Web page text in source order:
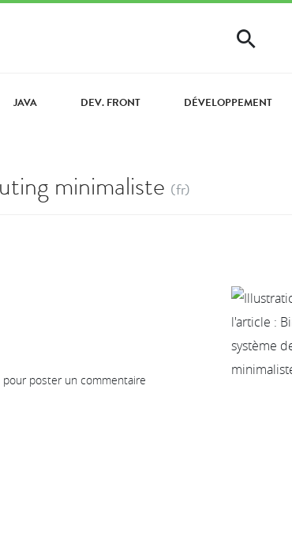
JAVA DEV. FRONT DÉVELOPPEMENT
minimaliste (fr)
pour poster un commentaire